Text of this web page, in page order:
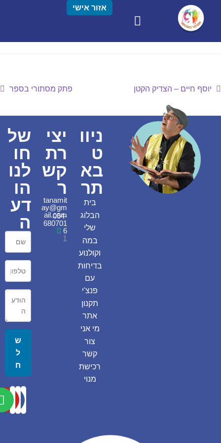
אזור אישי
יוסף חיים – הצדיק הקטן פתק מסתורי בספר
ניוו
ט
בא
תר
בית
הבלוג
שלי
במה
וקולנוע
בדיחות
עם
פנצ'י
תקנון
אתר
מי אני
צור
קשר
רכישת
מנוי
יצי
רת
קש
ר
tanamit
ay@gm
ail.com
054-
680701
6
1
של
חו
לנו
הו
דע
ה
ש
ל
ח